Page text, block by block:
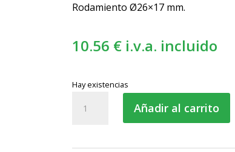
Rodamiento Ø26×17 mm.
10.56 € i.v.a. incluido
Hay existencias
para
Añadir al carrito